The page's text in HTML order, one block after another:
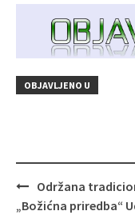
OBJAVLJENO U
Navigacija
objava
Održana
„Božićna priredba“